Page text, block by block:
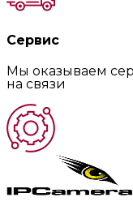
Сервис
Мы оказываем
на связи